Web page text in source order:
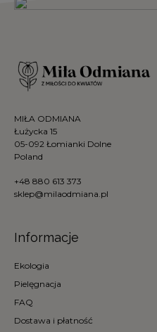
MIŁA ODMIANA
Łużycka 15
05-092 Łomianki Dolne
Poland
+48 880 613 373
sklep@milaodmiana.pl
Informacje
Ekologia
Pielęgnacja
FAQ
Dostawa i płatność